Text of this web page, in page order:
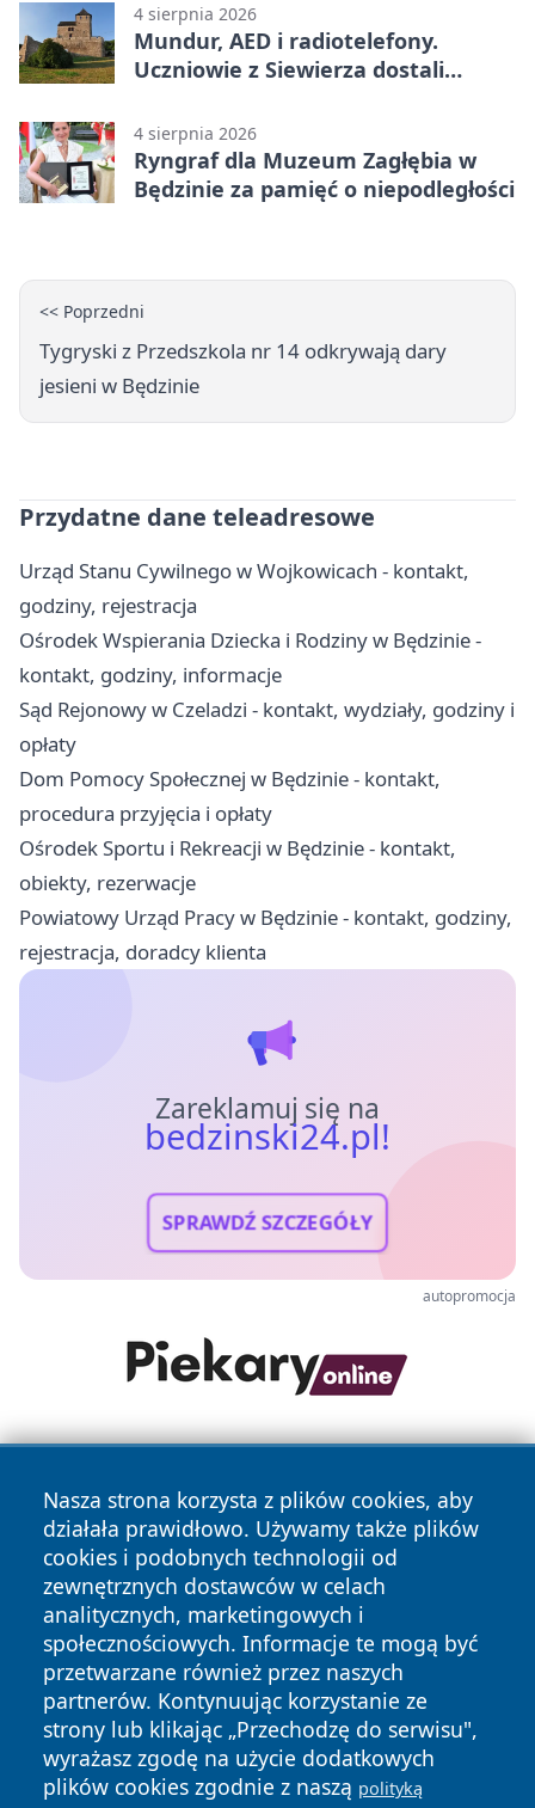
4 sierpnia 2026
Mundur, AED i radiotelefony.
Uczniowie z Siewierza dostali
4 sierpnia 2026
Ryngraf dla Muzeum Zagłębia w
Będzinie za pamięć o niepodległości
<< Poprzedni
Tygryski z Przedszkola nr 14 odkrywają dary
jesieni w Będzinie
Przydatne dane teleadresowe
Urząd Stanu Cywilnego w Wojkowicach - kontakt,
godziny, rejestracja
Ośrodek Wspierania Dziecka i Rodziny w Będzinie -
kontakt, godziny, informacje
Sąd Rejonowy w Czeladzi - kontakt, wydziały, godziny i
opłaty
Dom Pomocy Społecznej w Będzinie - kontakt,
procedura przyjęcia i opłaty
Ośrodek Sportu i Rekreacji w Będzinie - kontakt,
obiekty, rezerwacje
Powiatowy Urząd Pracy w Będzinie - kontakt, godziny,
rejestracja, doradcy klienta
Zareklamuj się na
bedzinski24.pl!
SPRAWDŹ SZCZEGÓŁY
autopromocja
Nasza strona korzysta z plików cookies, aby
działała prawidłowo. Używamy także plików
cookies i podobnych technologii od
zewnętrznych dostawców w celach
analitycznych, marketingowych i
społecznościowych. Informacje te mogą być
przetwarzane również przez naszych
partnerów. Kontynuując korzystanie ze
strony lub klikając „Przechodzę do serwisu",
wyrażasz zgodę na użycie dodatkowych
plików cookies zgodnie z naszą polityką
Copyright © 2026 bedzinski24.pl Wszystkie prawa
zastrzeżone.
News Autorzy
Polityka
Prywatności
Polityka
Cookies